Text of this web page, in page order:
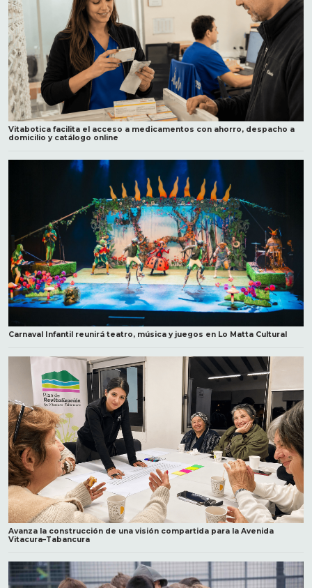
Vitabotica facilita el acceso a medicamentos con ahorro, despacho a
domicilio y catálogo online
Carnaval Infantil reunirá teatro, música y juegos en Lo Matta Cultural
Avanza la construcción de una visión compartida para la Avenida
Vitacura–Tabancura